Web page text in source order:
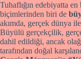
Tuhaflığın edebiyatta
biçimlerinden biri de
akımda, gerçek dünya
Büyülü gerçekçilik,
dahil edildiği, ancak
tarafından doğal